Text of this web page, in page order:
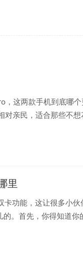
，这两款手机到底哪个
对亲民，适合那些不想
里
卡功能，这让很多小伙
。首先，你得知道你